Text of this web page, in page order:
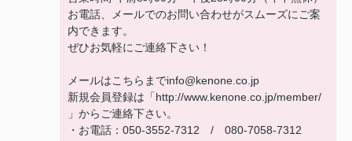
お電話、メールでのお問い合わせがスムーズにご案
内できます。
ぜひお気軽にご連絡下さい！
メールはこちらまでinfo@kenone.co.jp
新規会員登録は「http://www.kenone.co.jp/member/
」からご連絡下さい。
・お電話：050-3552-7312 / 080-7058-7312